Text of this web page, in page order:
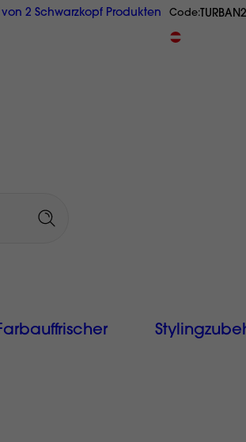
2 Schwarzkopf Produkten Code